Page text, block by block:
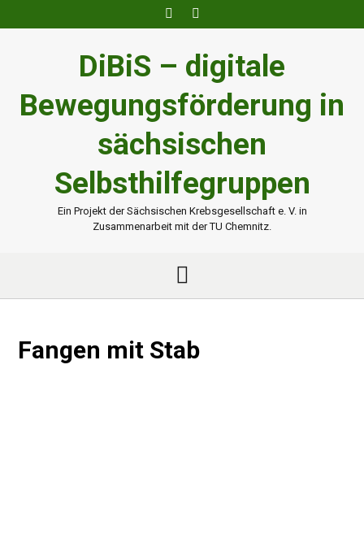
to
DiBiS – digitale
Bewegungsförderung in
sächsischen
Selbsthilfegruppen
Ein Projekt der Sächsischen Krebsgesellschaft e. V. in
Zusammenarbeit mit der TU Chemnitz.
Fangen mit Stab